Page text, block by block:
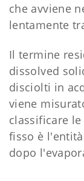
che avviene
lentamente
Il termine
dissolved
disciolti in
viene
classificare
fisso è
dopo